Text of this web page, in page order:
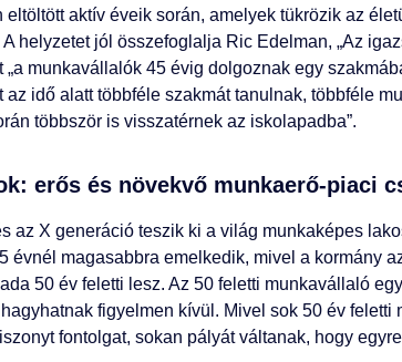
eltöltött aktív éveik során, amelyek tükrözik az
helyzetet jól összefoglalja Ric Edelman, „Az
„a munkavállalók 45 évig dolgoznak egy
az idő alatt többféle szakmát tanulnak, többféle
többször is visszatérnek az iskolapadba”.
erős és növekvő munkaerő-piaci
az X generáció teszik ki a világ munkaképes
évnél magasabbra emelkedik, mivel a kormány
50 év feletti lesz. Az 50 feletti munkavállaló
figyelmen kívül. Mivel sok 50 év feletti
fontolgat, sokan pályát váltanak, hogy